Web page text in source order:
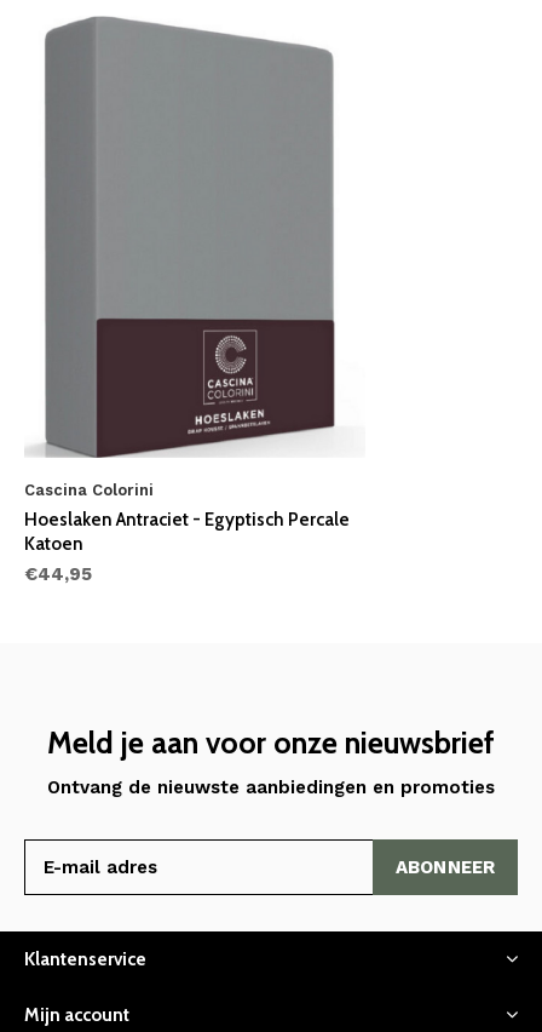
Cascina Colorini
Hoeslaken Antraciet - Egyptisch Percale
Katoen
€44,95
Meld je aan voor onze nieuwsbrief
Ontvang de nieuwste aanbiedingen en promoties
ABONNEER
Klantenservice
Mijn account